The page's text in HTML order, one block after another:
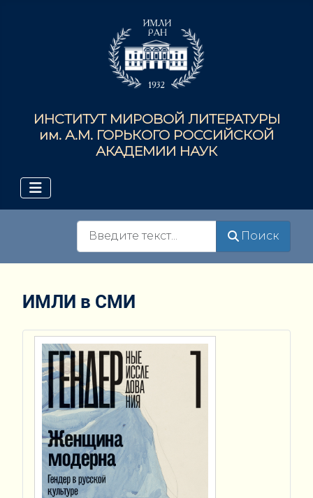
ИНСТИТУТ МИРОВОЙ ЛИТЕРАТУРЫ
им. А.М. ГОРЬКОГО РОССИЙСКОЙ
АКАДЕМИИ НАУК
Поиск
ИМЛИ в СМИ